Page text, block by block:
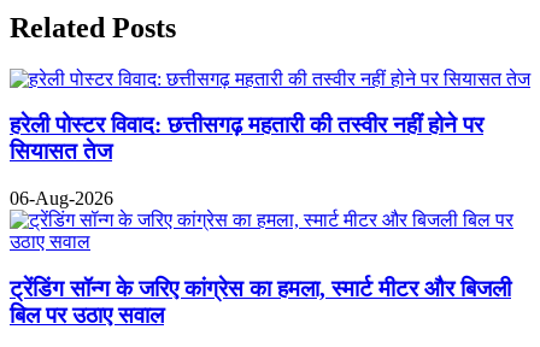
Related Posts
हरेली पोस्टर विवाद: छत्तीसगढ़ महतारी की तस्वीर नहीं होने पर
सियासत तेज
06-Aug-2026
ट्रेंडिंग सॉन्ग के जरिए कांग्रेस का हमला, स्मार्ट मीटर और बिजली
बिल पर उठाए सवाल